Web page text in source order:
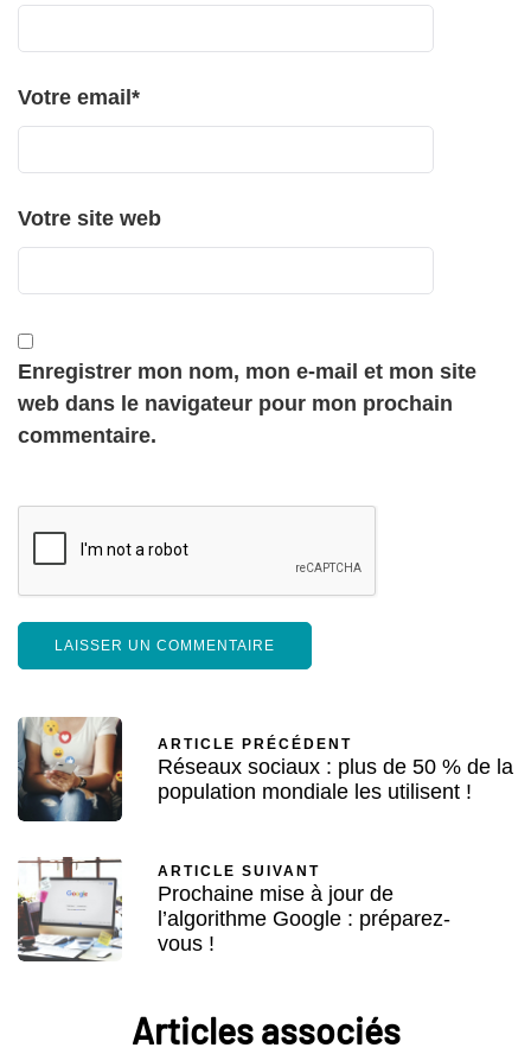
Votre email*
Votre site web
Enregistrer mon nom, mon e-mail et mon site
web dans le navigateur pour mon prochain
commentaire.
ARTICLE PRÉCÉDENT
Réseaux sociaux : plus de 50 % de la
population mondiale les utilisent !
ARTICLE SUIVANT
Prochaine mise à jour de
l’algorithme Google : préparez-
vous !
Articles associés